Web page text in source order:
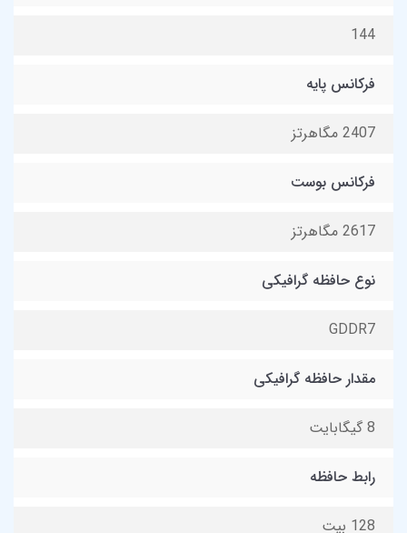
144
فرکانس پایه
2407 مگاهرتز
فرکانس بوست
2617 مگاهرتز
نوع حافظه گرافیکی
GDDR7
مقدار حافظه گرافیکی
8 گیگابایت
رابط حافظه
128 بیت